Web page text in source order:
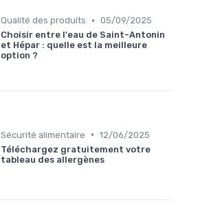
Qualité des produits • 05/09/2025
Choisir entre l'eau de Saint-Antonin
et Hépar : quelle est la meilleure
option ?
Sécurité alimentaire • 12/06/2025
Téléchargez gratuitement votre
tableau des allergènes